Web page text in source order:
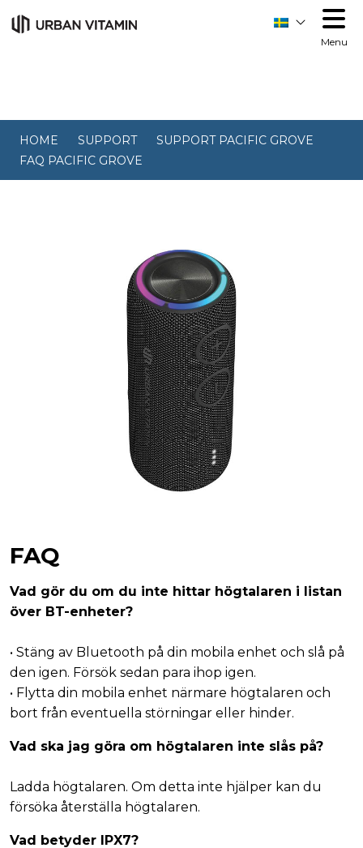
Menu
HOME SUPPORT
SUPPORT PACIFIC GROVE
FAQ PACIFIC GROVE
FAQ
Vad gör du om du inte hittar högtalaren i listan
över BT-enheter?
• Stäng av Bluetooth på din mobila enhet och slå på
den igen. Försök sedan para ihop igen.
• Flytta din mobila enhet närmare högtalaren och
bort från eventuella störningar eller hinder.
Vad ska jag göra om högtalaren inte slås på?
Ladda högtalaren. Om detta inte hjälper kan du
försöka återställa högtalaren.
Vad betyder IPX7?